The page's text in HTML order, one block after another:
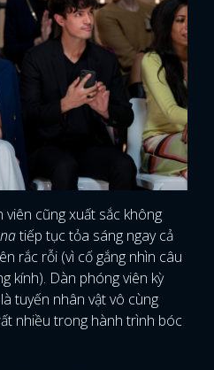
viên cũng xuất sắc không
tiếp tục tỏa sáng ngay cả
rắc rỗi (vì cố gắng nhìn câu
kính). Dàn phóng viên kỳ
tuyến nhân vật vô cùng
nhiều trong hành trình bóc